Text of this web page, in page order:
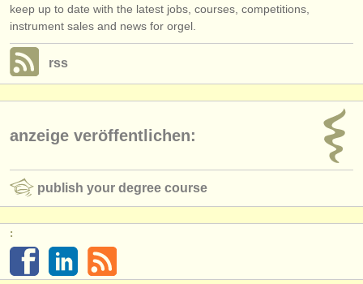
keep up to date with the latest jobs, courses, competitions,
instrument sales and news for orgel.
rss
anzeige veröffentlichen:
publish your degree course
: